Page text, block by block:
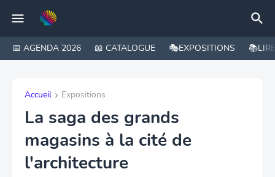
📅 AGENDA 2026 📖 CATALOGUE 🎭EXPOSITIONS 📚LIRE
Accueil Expositions
La saga des grands
magasins à la cité de
l'architecture